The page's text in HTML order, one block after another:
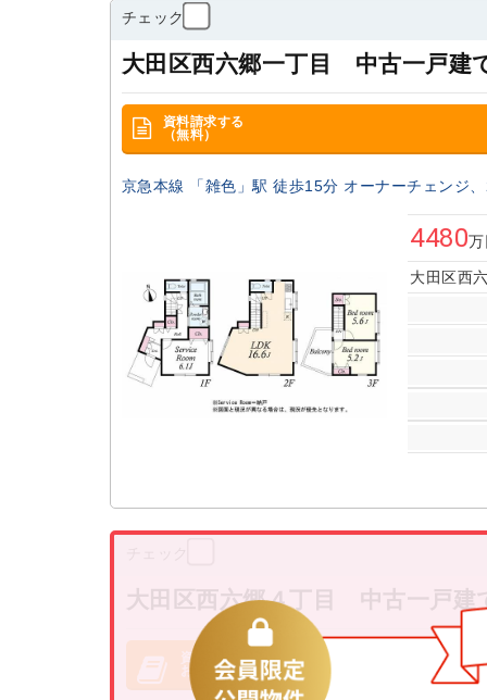
チェック
大田区西六郷一丁目 中古一戸建
資料請求する
（無料）
京急本線 「雑色」駅 徒歩15分 オーナーチェンジ
4480
大田区西
大田区西六郷４丁目 中古一戸建
資料請求・
お問い合わせ